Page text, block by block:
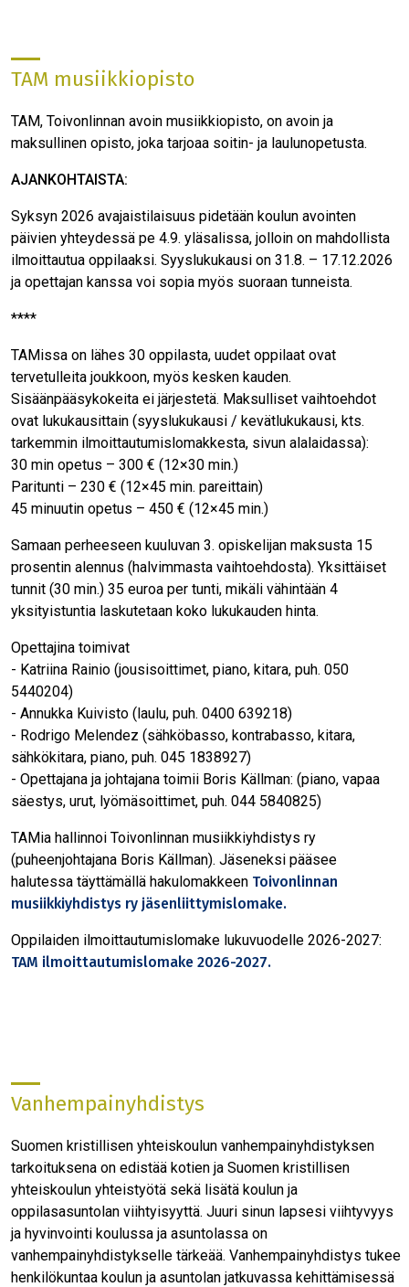
TAM musiikkiopisto
TAM, Toivonlinnan avoin musiikkiopisto, on avoin ja
maksullinen opisto, joka tarjoaa soitin- ja laulunopetusta.
AJANKOHTAISTA:
Syksyn 2026 avajaistilaisuus pidetään koulun avointen
päivien yhteydessä pe 4.9. yläsalissa, jolloin on mahdollista
ilmoittautua oppilaaksi. Syyslukukausi on 31.8. – 17.12.2026
ja opettajan kanssa voi sopia myös suoraan tunneista.
****
TAMissa on lähes 30 oppilasta, uudet oppilaat ovat
tervetulleita joukkoon, myös kesken kauden.
Sisäänpääsykokeita ei järjestetä. Maksulliset vaihtoehdot
ovat lukukausittain (syyslukukausi / kevätlukukausi, kts.
tarkemmin ilmoittautumislomakkesta, sivun alalaidassa):
30 min opetus – 300 € (12×30 min.)
Paritunti – 230 € (12×45 min. pareittain)
45 minuutin opetus – 450 € (12×45 min.)
Samaan perheeseen kuuluvan 3. opiskelijan maksusta 15
prosentin alennus (halvimmasta vaihtoehdosta). Yksittäiset
tunnit (30 min.) 35 euroa per tunti, mikäli vähintään 4
yksityistuntia laskutetaan koko lukukauden hinta.
Opettajina toimivat
- Katriina Rainio (jousisoittimet, piano, kitara, puh. 050
5440204)
- Annukka Kuivisto (laulu, puh. 0400 639218)
- Rodrigo Melendez (sähköbasso, kontrabasso, kitara,
sähkökitara, piano, puh. 045 1838927)
- Opettajana ja johtajana toimii Boris Källman: (piano, vapaa
säestys, urut, lyömäsoittimet, puh. 044 5840825)
TAMia hallinnoi Toivonlinnan musiikkiyhdistys ry
(puheenjohtajana Boris Källman). Jäseneksi pääsee
halutessa täyttämällä hakulomakkeen Toivonlinnan
musiikkiyhdistys ry jäsenliittymislomake.
Oppilaiden ilmoittautumislomake lukuvuodelle 2026-2027:
TAM ilmoittautumislomake 2026-2027.
Vanhempainyhdistys
Suomen kristillisen yhteiskoulun vanhempainyhdistyksen
tarkoituksena on edistää kotien ja Suomen kristillisen
yhteiskoulun yhteistyötä sekä lisätä koulun ja
oppilasasuntolan viihtyisyyttä. Juuri sinun lapsesi viihtyvyys
ja hyvinvointi koulussa ja asuntolassa on
vanhempainyhdistykselle tärkeää. Vanhempainyhdistys tukee
henkilökuntaa koulun ja asuntolan jatkuvassa kehittämisessä